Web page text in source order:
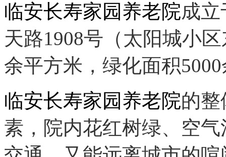
临安长寿家园养老院成
天路1908号（太阳城小
余平方米，绿化面积
临安长寿家园养老院的
素，院内花红树绿、空